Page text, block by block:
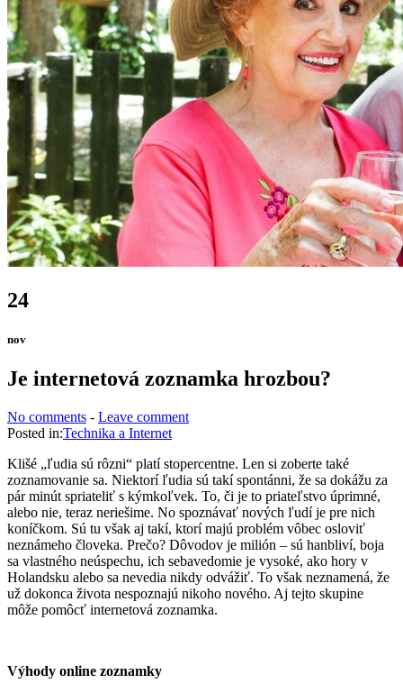
24
nov
Je internetová zoznamka hrozbou?
No comments - Leave comment
Posted in:Technika a Internet
Klišé „ľudia sú rôzni“ platí stopercentne. Len si zoberte také
zoznamovanie sa. Niektorí ľudia sú takí spontánni, že sa dokážu za
pár minút spriateliť s kýmkoľvek. To, či je to priateľstvo úprimné,
alebo nie, teraz neriešime. No spoznávať nových ľudí je pre nich
koníčkom. Sú tu však aj takí, ktorí majú problém vôbec osloviť
neznámeho človeka. Prečo? Dôvodov je milión – sú hanbliví, boja
sa vlastného neúspechu, ich sebavedomie je vysoké, ako hory v
Holandsku alebo sa nevedia nikdy odvážiť. To však neznamená, že
už dokonca života nespoznajú nikoho nového. Aj tejto skupine
môže pomôcť internetová zoznamka.
Výhody online zoznamky